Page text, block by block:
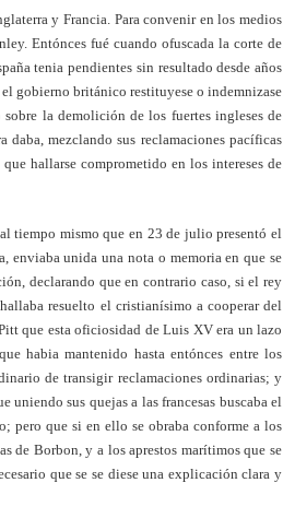
y Francia. Para convenir en los medios
Entónces fué cuando ofuscada la corte de
tenia pendientes sin resultado desde años
el gobierno británico restituyese o indemnizase
la demolición de los fuertes ingleses de
mezclando sus reclamaciones pacíficas
hallarse comprometido en los intereses de
tiempo mismo que en 23 de julio presentó el
enviaba unida una nota o memoria en que se
declarando que en contrario caso, si el rey
resuelto el cristianísimo a cooperar del
que esta oficiosidad de Luis XV era un lazo
habia mantenido hasta entónces entre los
de transigir reclamaciones ordinarias; y
sus quejas a las francesas buscaba el
pero que si en ello se obraba conforme a los
de Borbon, y a los aprestos marítimos que se
que se se diese una explicación clara y